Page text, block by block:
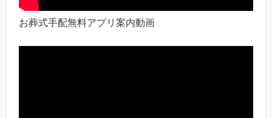
お葬式手配無料アプリ案内動画